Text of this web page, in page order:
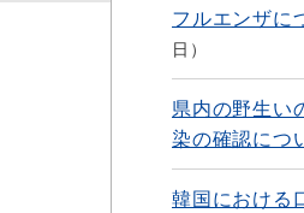
フルエンザに
日
県内の野生い
染の確認につ
韓国における